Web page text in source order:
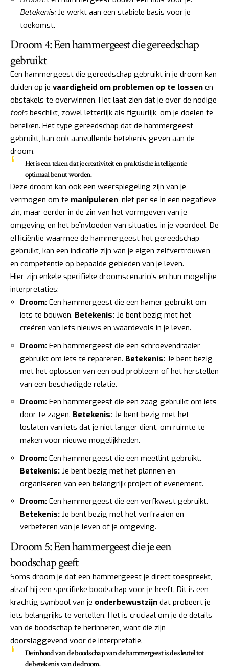
Betekenis:Je werkt aan een stabiele basis voor je
toekomst.
Droom 4: Een hammergeest die gereedschap
gebruikt
Een hammergeest die gereedschap gebruikt in je droom kan
duiden op je vaardigheid om problemen op te lossen en
obstakels te overwinnen. Het laat zien dat je over de nodige
tools beschikt, zowel letterlijk als figuurlijk, om je doelen te
bereiken. Het type gereedschap dat de hammergeest
gebruikt, kan ook aanvullende betekenis geven aan de
droom.
Het is een teken dat je creativiteit en praktische intelligentie
optimaal benut worden.
Deze droom kan ook een weerspiegeling zijn van je
vermogen om te manipuleren, niet per se in een negatieve
zin, maar eerder in de zin van het vormgeven van je
omgeving en het beïnvloeden van situaties in je voordeel. De
efficiëntie waarmee de hammergeest het gereedschap
gebruikt, kan een indicatie zijn van je eigen zelfvertrouwen
en competentie op bepaalde gebieden van je leven.
Hier zijn enkele specifieke droomscenario’s en hun mogelijke
interpretaties:
Droom: Een hammergeest die een hamer gebruikt om
iets te bouwen. Betekenis: Je bent bezig met het
creëren van iets nieuws en waardevols in je leven.
Droom: Een hammergeest die een schroevendraaier
gebruikt om iets te repareren. Betekenis: Je bent bezig
met het oplossen van een oud probleem of het herstellen
van een beschadigde relatie.
Droom: Een hammergeest die een zaag gebruikt om iets
door te zagen. Betekenis: Je bent bezig met het
loslaten van iets dat je niet langer dient, om ruimte te
maken voor nieuwe mogelijkheden.
Droom: Een hammergeest die een meetlint gebruikt.
Betekenis: Je bent bezig met het plannen en
organiseren van een belangrijk project of evenement.
Droom: Een hammergeest die een verfkwast gebruikt.
Betekenis: Je bent bezig met het verfraaien en
verbeteren van je leven of je omgeving.
Droom 5: Een hammergeest die je een
boodschap geeft
Soms droom je dat een hammergeest je direct toespreekt,
alsof hij een specifieke boodschap voor je heeft. Dit is een
krachtig symbool van je onderbewustzijn dat probeert je
iets belangrijks te vertellen. Het is cruciaal om je de details
van de boodschap te herinneren, want die zijn
doorslaggevend voor de interpretatie.
De inhoud van de boodschap van de hammergeest is de sleutel tot
de betekenis van de droom.